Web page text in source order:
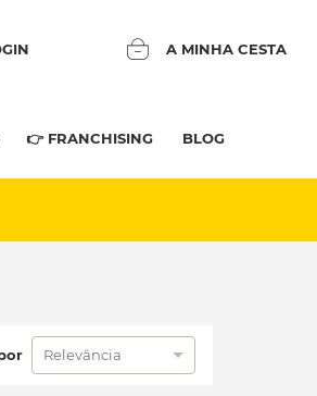
A MINHA CESTA
👉 FRANCHISING BLOG
Relevância